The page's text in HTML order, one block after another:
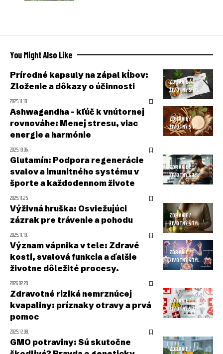
You Might Also Like
ZDRAVIE /
ŽIVOTNÝ ŠTÝL
Prírodné kapsuly na zápal kĺbov:
Zloženie a dôkazy o účinnosti
2025.11.18.
ZDRAVIE /
ŽIVOTNÝ ŠTÝL
Ashwagandha – kľúč k vnútornej
rovnováhe: Menej stresu, viac
energie a harmónie
2025.10.06.
ZDRAVIE /
ŽIVOTNÝ ŠTÝL
Glutamín: Podpora regenerácie
svalov a imunitného systému v
športe a každodennom živote
2025.11.25.
ZDRAVIE /
ŽIVOTNÝ ŠTÝL
Výživná hruška: Osviežujúci
zázrak pre trávenie a pohodu
2025.11.19.
ZDRAVIE /
ŽIVOTNÝ ŠTÝL
Význam vápnika v tele: Zdravé
kosti, svalová funkcia a ďalšie
životne dôležité procesy.
2026.02.20.
ZDRAVIE /
ŽIVOTNÝ ŠTÝL
Zdravotné riziká nemrznúcej
kvapaliny: príznaky otravy a prvá
pomoc
2025.12.08.
ZDRAVIE /
GMO potraviny: Sú skutočne